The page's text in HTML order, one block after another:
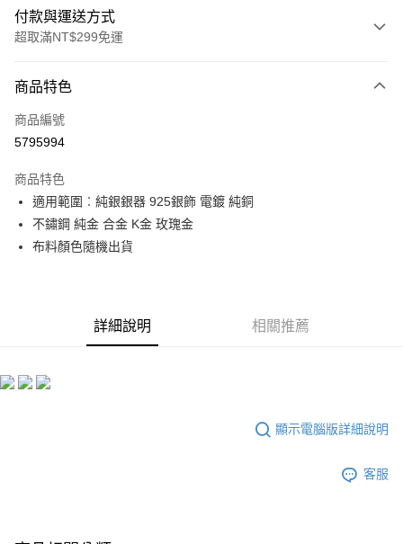
付款與運送方式
超取滿NT$299免運
信用卡一次付款
超商取貨付款
Apple Pay
街口支付
商品特色
商品編號
5795994
商品特色
適用範圍︰純銀銀器 925銀飾 電鍍 純銅
不鏽鋼 純金 合金 K金 玫瑰金
布料顏色隨機出貨
詳細說明 相關推薦
顯示電腦版詳細說明
客服